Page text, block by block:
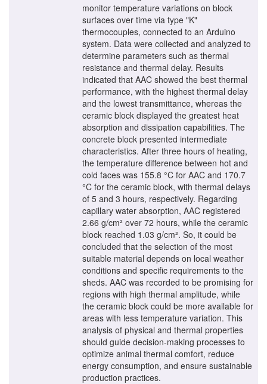
monitor temperature variations on block
surfaces over time via type "K"
thermocouples, connected to an Arduino
system. Data were collected and analyzed to
determine parameters such as thermal
resistance and thermal delay. Results
indicated that AAC showed the best thermal
performance, with the highest thermal delay
and the lowest transmittance, whereas the
ceramic block displayed the greatest heat
absorption and dissipation capabilities. The
concrete block presented intermediate
characteristics. After three hours of heating,
the temperature difference between hot and
cold faces was 155.8 °C for AAC and 170.7
°C for the ceramic block, with thermal delays
of 5 and 3 hours, respectively. Regarding
capillary water absorption, AAC registered
2.66 g/cm² over 72 hours, while the ceramic
block reached 1.03 g/cm². So, it could be
concluded that the selection of the most
suitable material depends on local weather
conditions and specific requirements to the
sheds. AAC was recorded to be promising for
regions with high thermal amplitude, while
the ceramic block could be more available for
areas with less temperature variation. This
analysis of physical and thermal properties
should guide decision-making processes to
optimize animal thermal comfort, reduce
energy consumption, and ensure sustainable
production practices.